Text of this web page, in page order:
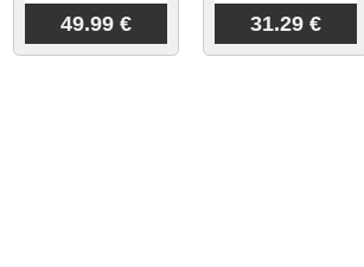
49.99 € 31.29 €